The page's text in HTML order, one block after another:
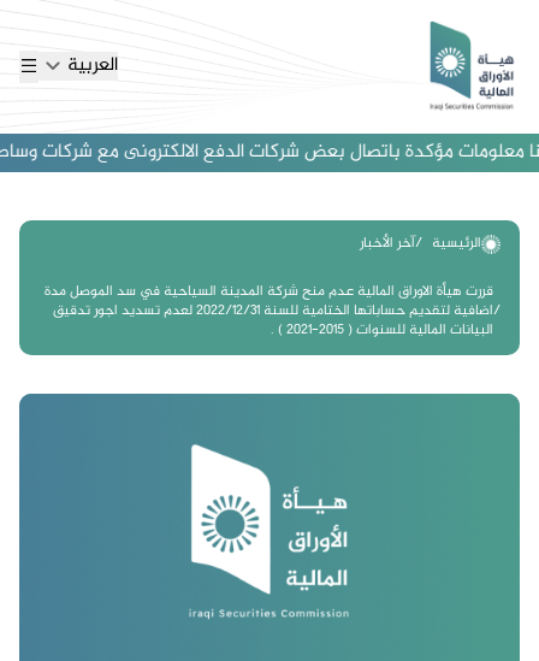
العربية
معلومات مؤكدة باتصال بعض شركات الدفع الالكترونى مع شركات وساطة
الرئيسية
آخر الأخبار
قررت هيأة الاوراق المالية عدم منح شركة المدينة السياحية في سد الموصل مدة
اضافية لتقديم حساباتها الختامية للسنة 2022/12/31 لعدم تسديد اجور تدقيق
البيانات المالية للسنوات ( 2015-2021 ) .